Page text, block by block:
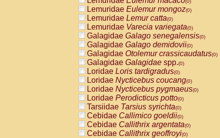
AtelidaeAlouatta fusca(0)
AtelidaeAlouatta seniculus
AtelidaeAlouattaspp.(0)
AtelidaeAteles belzebuth(0)
AtelidaeAteles geoffroyi(0)
AtelidaeAteles paniscus(0)
AtelidaeAtelesspp.(0)
Atelidae Lagothrix lagothricha
AtelidaeLagothrix lagothricha cana
PitheciidaeCacajao calvus
PitheciidaeCallicebus cupreus
PitheciidaeCallicebus donacophilus
PitheciidaeCallicebus moloch
PitheciidaeCallicebus torquatus
PitheciidaeCallicebusspp.(0)
(0)
Lemuridae Eulemur mongoz(0)
Lemuridae Lemur catta(0)
Lemuridae Varecia variegata(0)
Galagidae Galago senegalensis(0)
Galagidae Galago demidovii(0)
Galagidae Otolemur crassicaudatus(0)
Galagidae Galagidae spp.(0)
Loridae Loris tardigradus(0)
Loridae Nycticebus coucang(0)
Loridae Nycticebus pygmaeus(0)
Loridae Perodicticus potto(0)
Tarsiidae Tarsius syrichta(0)
Cebidae Callimico goeldii(0)
Cebidae Callithrix argentata(0)
Cebidae Callithrix geoffroyi(0)